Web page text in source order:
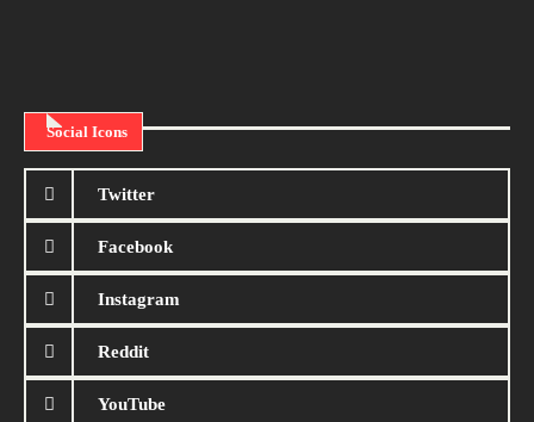
Social Icons
Twitter
Facebook
Instagram
Reddit
YouTube